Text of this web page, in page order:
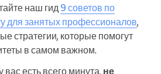
наш гид 9 советов по
для занятых профессионалов,
стратегии, которые помогут
в самом важном.
вас есть всего минута, не